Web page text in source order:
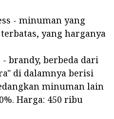
- minuman yang
yang harganya
brandy, berbeda dari
di dalamnya berisi
minuman lain
Harga: 450 ribu